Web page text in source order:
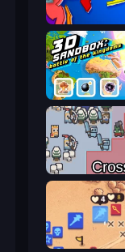
World Conqueror
No Crossroads